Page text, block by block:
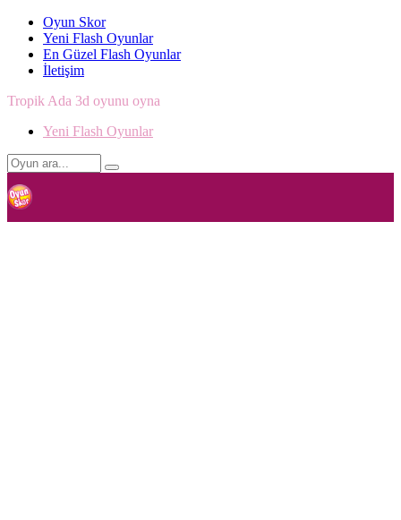
Oyun Skor
Yeni Flash Oyunlar
En Güzel Flash Oyunlar
İletişim
Tropik Ada 3d oyunu oyna
Yeni Flash Oyunlar